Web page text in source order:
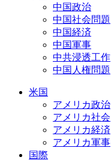
中国政治
中国社会問題
中国経済
中国軍事
中共浸透工作
中国人権問題
米国
アメリカ政治
アメリカ社会
アメリカ経済
アメリカ軍事
国際